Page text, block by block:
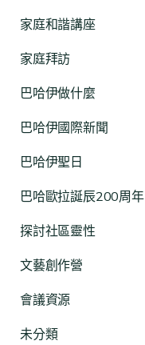
家庭和諧講座
家庭拜訪
巴哈伊做什麼
巴哈伊國際新聞
巴哈伊聖日
巴哈歐拉誕辰200周年
探討社區靈性
文藝創作營
會議資源
未分類